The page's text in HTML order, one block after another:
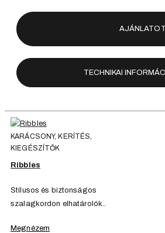
TECHNIKAI
KARÁCSONY, KERÍTÉS,
KIEGÉSZÍTŐK
Ribbles
Stílusos és biztonságos
szalagkordon elhatárolók..
Megnézem